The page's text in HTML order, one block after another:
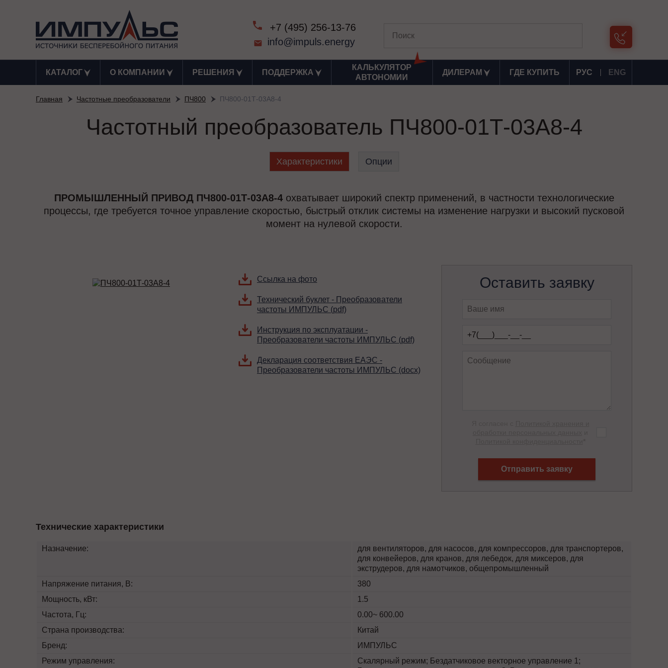
+7 (495) 256-13-76
info@impuls.energy
КАТАЛОГ О КОМПАНИИ РЕШЕНИЯ ПОДДЕРЖКА
КАЛЬКУЛЯТОР
АВТОНОМИИ
ДИЛЕРАМ ГДЕ КУПИТЬ РУС ENG
Главная Частотные преобразователи ПЧ800 ПЧ800-01Т-03А8-4
Частотный преобразователь ПЧ800-01Т-03А8-4
Характеристики Опции
ПРОМЫШЛЕННЫЙ ПРИВОД ПЧ800-01Т-03А8-4охватывает широкий спектр применений, в частности технологические
процессы, где требуется точное управление скоростью, быстрый отклик системы на изменение нагрузки и высокий пусковой
момент на нулевой скорости.
Ссылка на фото
Технический буклет - Преобразователи
частоты ИМПУЛЬС (pdf)
Инструкция по эксплуатации -
Преобразователи частоты ИМПУЛЬС (pdf)
Декларация соответствия ЕАЭС -
Преобразователи частоты ИМПУЛЬС (docx)
Оставить заявку
Отправить заявку
Технические характеристики
Назначение:
для вентиляторов, для насосов, для компрессоров, для транспортеров,
для конвейеров, для кранов, для лебедок, для миксеров, для
экструдеров, для намотчиков, общепромышленный
Напряжение питания, В:
380
Мощность, кВт:
1.5
Частота, Гц:
0.00~ 600.00
Страна производства:
Китай
Бренд:
ИМПУЛЬС
Режим управления:
Скалярный режим; Бездатчиковое векторное управление 1;